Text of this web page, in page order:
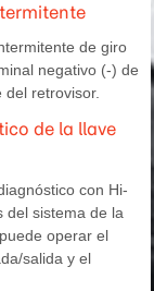
de giro
negativo (-) de
retrovisor.
de la llave
con Hi-
del sistema de la
operar el
salida y el